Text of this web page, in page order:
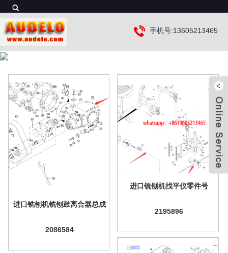
手机号:13605213465
进口铣刨机铣刨鼓离合器总成
2086584
进口铣刨机找平仪零件号
2195896